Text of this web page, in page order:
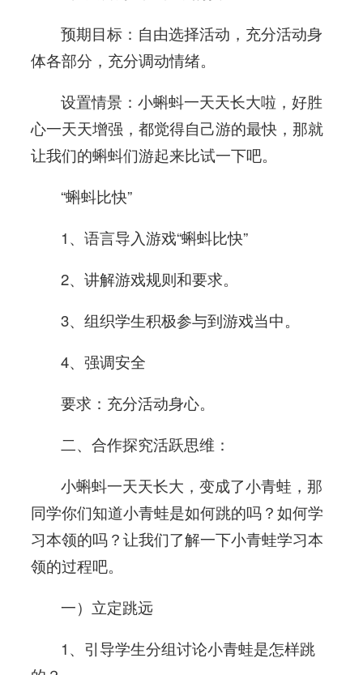
预期目标：自由选择活动，充分活动身
体各部分，充分调动情绪。
设置情景：小蝌蚪一天天长大啦，好胜
心一天天增强，都觉得自己游的最快，那就
让我们的蝌蚪们游起来比试一下吧。
“蝌蚪比快”
1、语言导入游戏“蝌蚪比快”
2、讲解游戏规则和要求。
3、组织学生积极参与到游戏当中。
4、强调安全
要求：充分活动身心。
二、合作探究活跃思维：
小蝌蚪一天天长大，变成了小青蛙，那
同学你们知道小青蛙是如何跳的吗？如何学
习本领的吗？让我们了解一下小青蛙学习本
领的过程吧。
一）立定跳远
1、引导学生分组讨论小青蛙是怎样跳